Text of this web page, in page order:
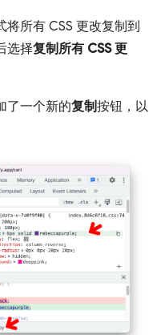
所有 CSS 更改复制到
选择复制所有 CSS 更
了一个新的复制按钮，以